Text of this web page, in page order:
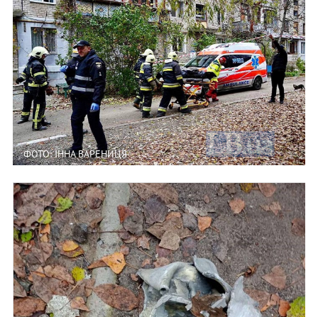
ФОТО: ІННА ВАРЕНИЦЯ